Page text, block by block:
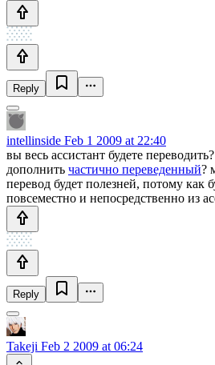
Reply
intellinside Feb 1 2009 at 22:40
вы весь ассистант будете
дополнить частично переведенный?
перевод будет полезней, потому как
повсеместно и непосредственно из
Reply
Takeji Feb 2 2009 at 06:24